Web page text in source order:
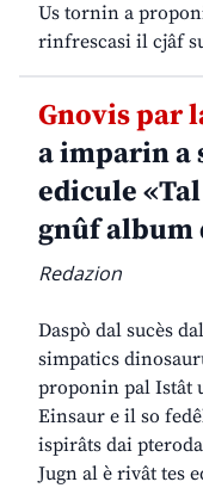
Us tornin a
rinfrescasi il cjâf
Gnovis par
a imparin a
edicule
gnûf album
Redazion
Daspò dal sucès
simpatics
proponin pal Istât
Einsaur e il so
ispirâts dai
Jugn al è rivât tes